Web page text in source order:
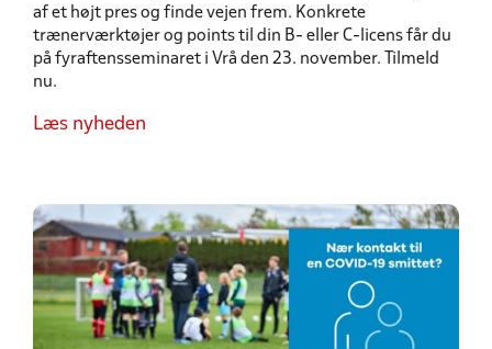
af et højt pres og finde vejen frem. Konkrete
trænerværktøjer og points til din B- eller C-licens får du
på fyraftensseminaret i Vrå den 23. november. Tilmeld
nu.
Læs nyheden